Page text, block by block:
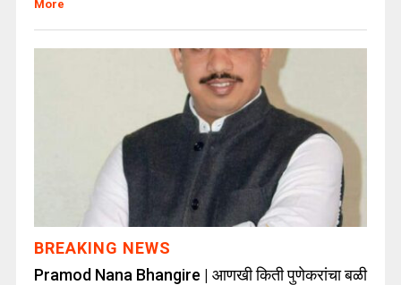
More
BREAKING NEWS
Pramod Nana Bhangire | आणखी किती पुणेकरांचा बळी